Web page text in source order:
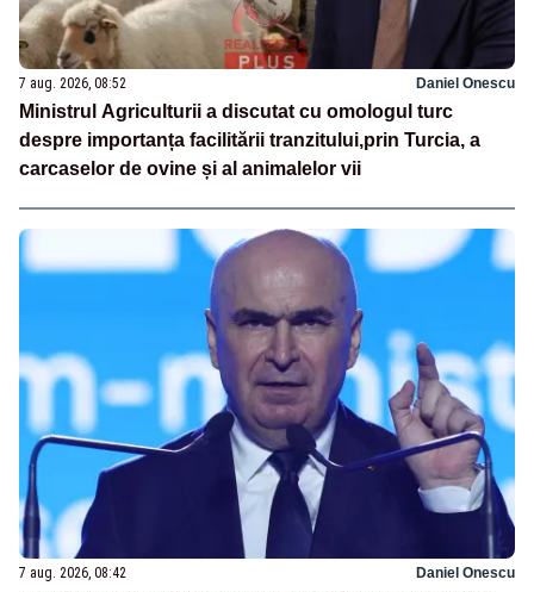
7 aug. 2026, 08:52 Daniel Onescu
Ministrul Agriculturii a discutat cu omologul turc
despre importanța facilitării tranzitului,prin Turcia, a
carcaselor de ovine și al animalelor vii
7 aug. 2026, 08:42 Daniel Onescu